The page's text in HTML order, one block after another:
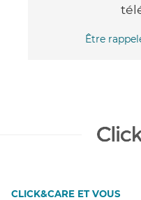
Être
CLICK&CARE ET VOUS